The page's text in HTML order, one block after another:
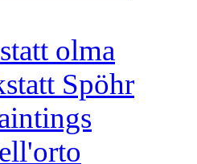
olma
Spöhr